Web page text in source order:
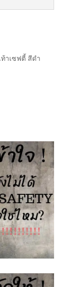
ท้าเซฟตี้ สีดำ